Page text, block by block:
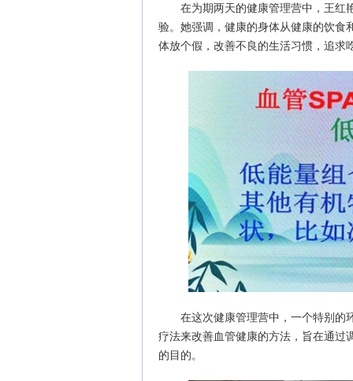
在为期两天的健康管理营中，王红
验。她强调，健康的身体从健康的饮食
体放个假，改善不良的生活习惯，追求
在这次健康管理营中，一个特别
疗法来改善血管健康的方法，旨在通过
的目的。